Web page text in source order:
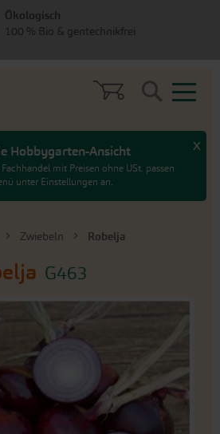
Hobbygarten-Ansicht
mit Preisen ohne USt. passen
unter Einstellungen an.
x
Search
Zwiebeln Robelja
G463
Ökologisch
100 % Bio & gentechnikfrei